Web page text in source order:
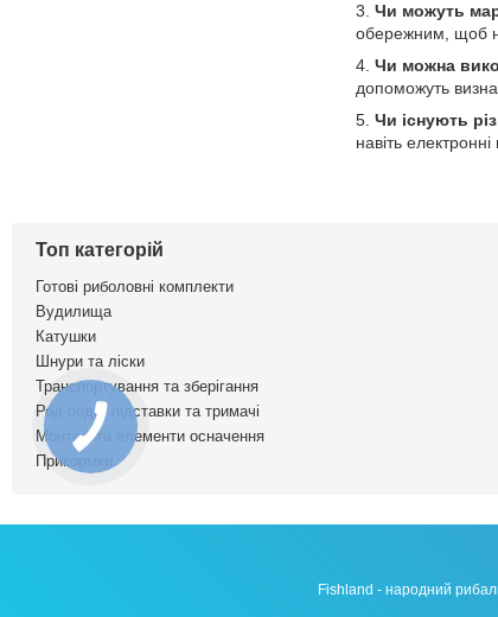
Чи можуть
обережним, щоб
Чи можна
допоможуть
Чи існують
навіть
Топ категорій
Готові риболовні комплекти
Вудилища
Катушки
Шнури та ліски
Транспортування та зберігання
Род-поди, підставки та тримачі
Монтаж та елементи осначення
Прикормки